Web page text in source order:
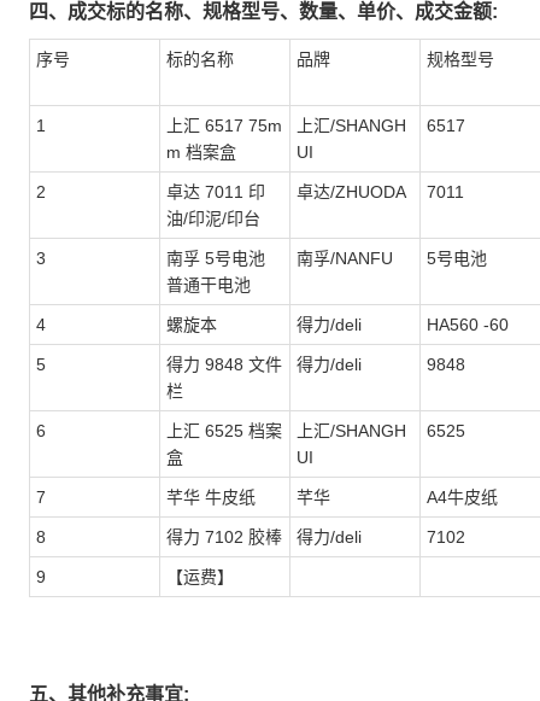
四、成交标的名称、规格型号、数量、单价、成交金额:
序号 标的名称 品牌 规格型号
1
上汇 6517 75m
m 档案盒
上汇/SHANGH
UI
6517
2
卓达 7011 印
油/印泥/印台
卓达/ZHUODA 7011
3
南孚 5号电池
普通干电池
南孚/NANFU 5号电池
4 螺旋本 得力/deli HA560 -60
5
得力 9848 文件
栏
得力/deli 9848
6
上汇 6525 档案
盒
上汇/SHANGH
UI
6525
7 芊华 牛皮纸 芊华 A4牛皮纸
8 得力 7102 胶棒 得力/deli 7102
9 【运费】
五、其他补充事宜: